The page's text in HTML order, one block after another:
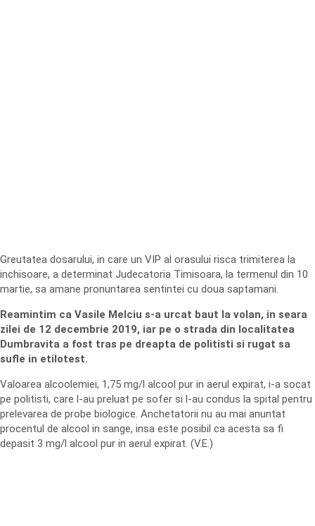
Greutatea dosarului, in care un VIP al orasului risca trimiterea la
inchisoare, a determinat Judecatoria Timisoara, la termenul din 10
martie, sa amane pronuntarea sentintei cu doua saptamani.
Reamintim ca Vasile Melciu s-a urcat baut la volan, in seara
zilei de 12 decembrie 2019, iar pe o strada din localitatea
Dumbravita a fost tras pe dreapta de politisti si rugat sa
sufle in etilotest.
Valoarea alcoolemiei, 1,75 mg/l alcool pur in aerul expirat, i-a socat
pe politisti, care l-au preluat pe sofer si l-au condus la spital pentru
prelevarea de probe biologice. Anchetatorii nu au mai anuntat
procentul de alcool in sange, insa este posibil ca acesta sa fi
depasit 3 mg/l alcool pur in aerul expirat. (V.E.)